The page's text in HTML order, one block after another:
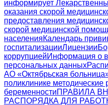
информирует
оказания скорой
предоставления
скорой медицинской
населенияКалендарь
госпитализацииЛицензии
коррупциейИнформация о
персональных данных
АО «Октябрьская
поликлинике методические
беременностиПРАВИЛА
РАСПОРЯДКА ДЛЯ